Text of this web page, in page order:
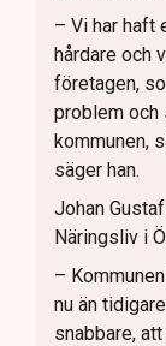
– Vi har haft
hårdare och
företagen,
problem och
kommunen,
säger han.
Johan
Näringsliv i
–
nu än
snabbare,